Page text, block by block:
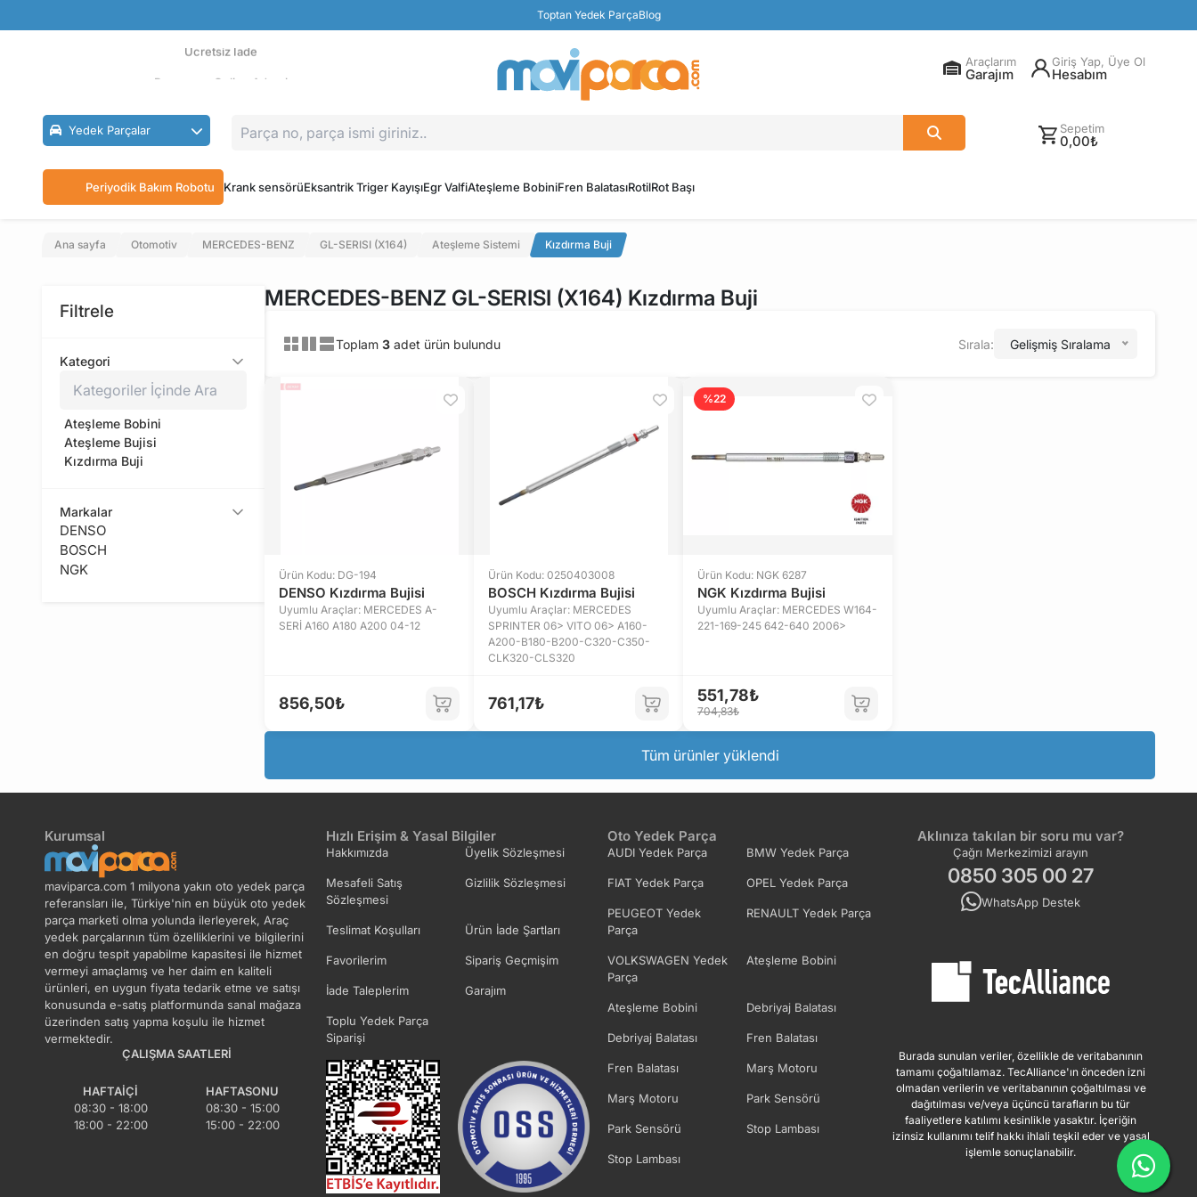
Toptan Yedek ParçaBlog
Araçlarım
Garajım
Giriş Yap, Üye Ol
Hesabım
Yedek Parçalar Sepetim
0,00₺
Periyodik Bakım Robotu Krank sensörüEksantrik Triger KayışıEgr ValfiAteşleme BobiniFren BalatasıRotilRot Başı
Ana sayfa Otomotiv MERCEDES-BENZ GL-SERISI (X164) Ateşleme Sistemi Kızdırma Buji
Filtrele
Kategori
Ateşleme Bobini
Ateşleme Bujisi
Kızdırma Buji
Markalar
DENSO
BOSCH
NGK
MERCEDES-BENZ GL-SERISI (X164) Kızdırma Buji
Toplam 3 adet ürün bulundu Sırala: Gelişmiş Sıralama
Ürün Kodu: DG-194
DENSO Kızdırma Bujisi
Uyumlu Araçlar: MERCEDES A-
SERİ A160 A180 A200 04-12
856,50₺
Ürün Kodu: 0250403008
BOSCH Kızdırma Bujisi
Uyumlu Araçlar: MERCEDES
SPRINTER 06> VITO 06> A160-
A200-B180-B200-C320-C350-
CLK320-CLS320
761,17₺
%22
Ürün Kodu: NGK 6287
NGK Kızdırma Bujisi
Uyumlu Araçlar: MERCEDES W164-
221-169-245 642-640 2006>
551,78₺
704,83₺
Tüm ürünler yüklendi
Kurumsal
maviparca.com 1 milyona yakın oto yedek parça
referansları ile, Türkiye'nin en büyük oto yedek
parça marketi olma yolunda ilerleyerek, Araç
yedek parçalarının tüm özelliklerini ve bilgilerini
en doğru tespit yapabilme kapasitesi ile hizmet
vermeyi amaçlamış ve her daim en kaliteli
ürünleri, en uygun fiyata tedarik etme ve satışı
konusunda e-satış platformunda sanal mağaza
üzerinden satış yapma koşulu ile hizmet
vermektedir.
ÇALIŞMA SAATLERI
HAFTAIÇI
08:30 - 18:00
18:00 - 22:00
HAFTASONU
08:30 - 15:00
15:00 - 22:00
Hızlı Erişim & Yasal Bilgiler
Hakkımızda Üyelik Sözleşmesi
Mesafeli Satış
Sözleşmesi
Gizlilik Sözleşmesi
Teslimat Koşulları Ürün İade Şartları
Favorilerim Sipariş Geçmişim
İade Taleplerim Garajım
Toplu Yedek Parça
Siparişi
Oto Yedek Parça
AUDI Yedek Parça BMW Yedek Parça
FIAT Yedek Parça OPEL Yedek Parça
PEUGEOT Yedek
Parça
RENAULT Yedek Parça
VOLKSWAGEN Yedek
Parça
Ateşleme Bobini
Ateşleme Bobini Debriyaj Balatası
Debriyaj Balatası Fren Balatası
Fren Balatası Marş Motoru
Marş Motoru Park Sensörü
Park Sensörü Stop Lambası
Stop Lambası
Aklınıza takılan bir soru mu var?
Çağrı Merkezimizi arayın
0850 305 00 27
WhatsApp Destek
Burada sunulan veriler, özellikle de veritabanının
tamamı çoğaltılamaz. TecAlliance'ın önceden izni
olmadan verilerin ve veritabanının çoğaltılması ve
dağıtılması ve/veya üçüncü tarafların bu tür
faaliyetlere katılımı kesinlikle yasaktır. İçeriğin
izinsiz kullanımı telif hakkı ihlali teşkil eder ve yasal
işlemle sonuçlanabilir.